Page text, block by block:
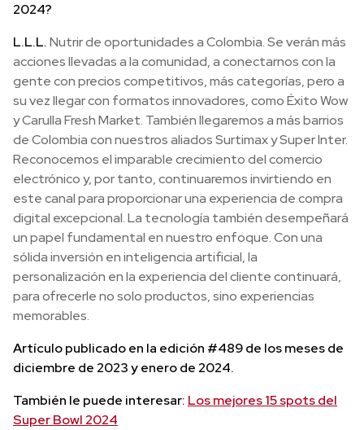
2024?
L.L.L.Nutrir de oportunidades a Colombia. Se verán más
acciones llevadas a la comunidad, a conectarnos con la
gente con precios competitivos, más categorías, pero a
su vez llegar con formatos innovadores, como Éxito Wow
y Carulla Fresh Market. También llegaremos a más barrios
de Colombia con nuestros aliados Surtimax y Super Inter.
Reconocemos el imparable crecimiento del comercio
electrónico y, por tanto, continuaremos invirtiendo en
este canal para proporcionar una experiencia de compra
digital excepcional. La tecnología también desempeñará
un papel fundamental en nuestro enfoque. Con una
sólida inversión en inteligencia artificial, la
personalización en la experiencia del cliente continuará,
para ofrecerle no solo productos, sino experiencias
memorables.
Artículo publicado en la edición #489 de los meses de
diciembre de 2023 y enero de 2024.
También le puede interesar: Los mejores 15 spots del
Super Bowl 2024